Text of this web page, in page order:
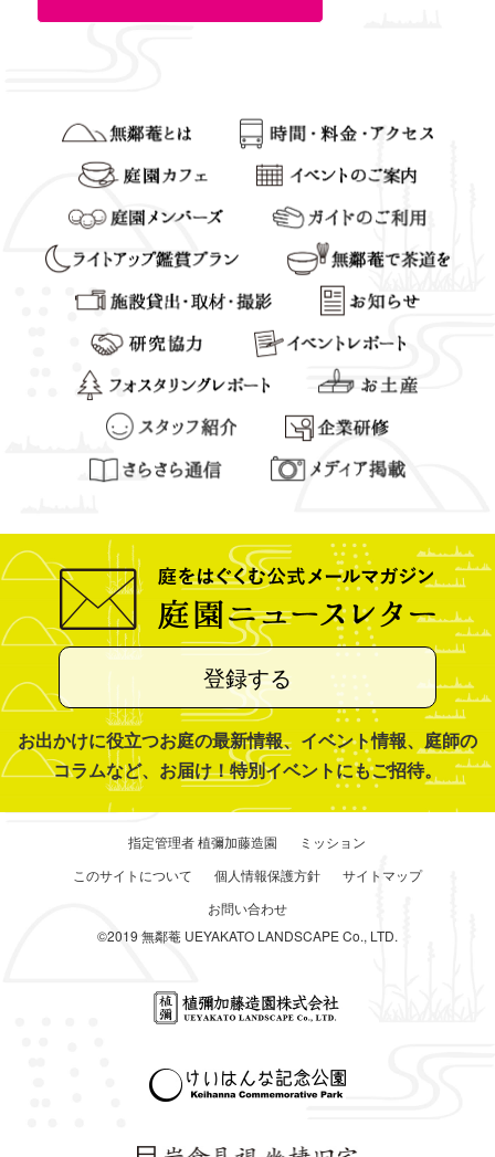
登録する
お出かけに役立つお庭の最新情報、イベント情報、庭師の
コラムなど、お届け！特別イベントにもご招待。
指定管理者 植彌加藤造園
ミッション
このサイトについて
個人情報保護方針
サイトマップ
お問い合わせ
©2019 無鄰菴 UEYAKATO LANDSCAPE Co., LTD.